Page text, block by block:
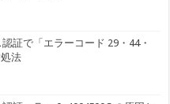
証で「エラーコード 29・44・
法